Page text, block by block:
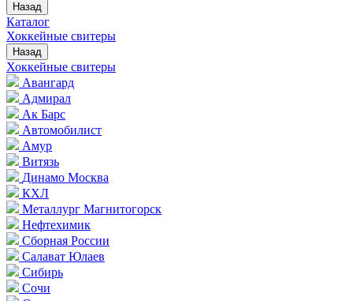
Назад
Каталог
Хоккейные свитеры
Назад
Хоккейные свитеры
Авангард
Адмирал
Ак Барс
Автомобилист
Амур
Витязь
Динамо Москва
КХЛ
Металлург Магнитогорск
Нефтехимик
Сборная России
Салават Юлаев
Сибирь
Сочи